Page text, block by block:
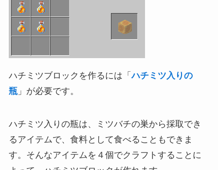
ハチミツブロックを作るには「ハチミツ入りの
瓶」が必要です。
ハチミツ入りの瓶は、ミツバチの巣から採取でき
るアイテムで、食料として食べることもできま
す。そんなアイテムを４個でクラフトすることに